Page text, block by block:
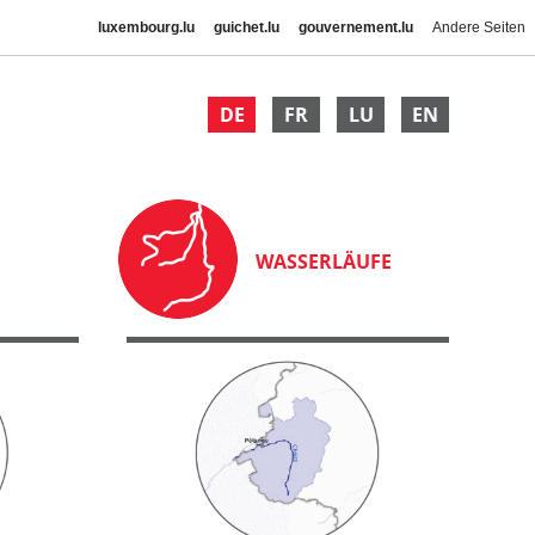
luxembourg.lu guichet.lu gouvernement.lu Andere Seiten
DE FR LU EN
WASSERLÄUFE